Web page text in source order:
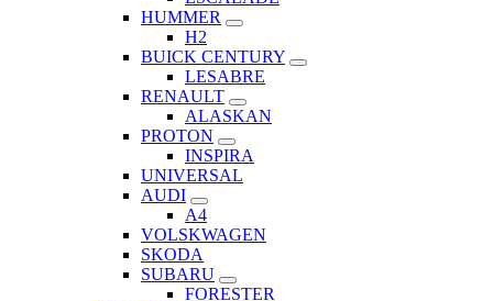
HUMMER
H2
BUICK CENTURY
LESABRE
RENAULT
ALASKAN
PROTON
INSPIRA
UNIVERSAL
AUDI
A4
VOLSKWAGEN
SKODA
SUBARU
FORESTER